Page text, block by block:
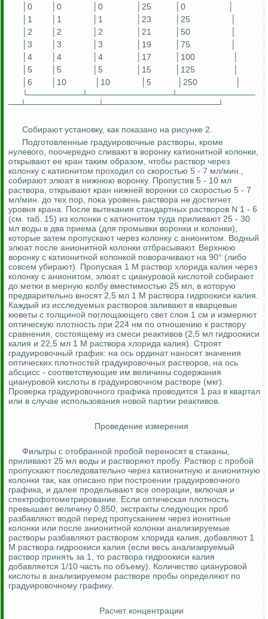
│0
│0 │0 │25 │0
│1
│1 │1 │23 │25
│2
│2 │2 │21 │50
│3
│3 │3 │19 │75
│4
│4 │4 │17 │100
│5
│5 │5 │15 │125
│6
│10 │10 │5 │250
└─────────┴──────────────┴─────────────
──┴────────────┴───────────────────┘
Собирают установку, как показано на рисунке 2.
Подготовленные градуировочные растворы, кроме
нулевого, поочередно сливают в воронку катионитной колонки,
открывают ее кран таким образом, чтобы раствор через
колонку с катионитом проходил со скоростью 5 - 7 мл/мин.,
собирают элюат в нижнюю воронку. Пропустив 5 - 10 мл
раствора, открывают кран нижней воронки со скоростью 5 - 7
мл/мин. до тех пор, пока уровень раствора не достигнет
уровня крана. После вытекания стандартных растворов N 1 - 6
(см. таб. 15) из колонки с катионитом туда приливают 25 - 30
мл воды в два приема (для промывки воронки и колонки),
которые затем пропускают через колонку с анионитом. Водный
элюат после анионитной колонки отбрасывают. Верхнюю
воронку с катионитной колонкой поворачивают на 90° (либо
совсем убирают). Пропуская 1 М раствор хлорида калия через
колонку с анионитом, элюат с циануровой кислотой собирают
до метки в мерную колбу вместимостью 25 мл, в которую
предварительно вносят 2,5 мл 1 М раствора гидроокиси калия.
Каждый из исследуемых растворов заливают в кварцевые
кюветы с толщиной поглощающего свет слоя 1 см и измеряют
оптическую плотность при 224 нм по отношению к раствору
сравнения, состоящему из смеси реактивов (2,5 мл гидроокиси
калия и 22,5 мл 1 М раствора хлорида калия). Строят
градуировочный график: на ось ординат наносят значения
оптических плотностей градуировочных растворов, на ось
абсцисс - соответствующие им величины содержания
циануровой кислоты в градуировочном растворе (мкг).
Проверка градуировочного графика проводится 1 раз в квартал
или в случае использования новой партии реактивов.
Проведение измерения
Фильтры с отобранной пробой переносят в стаканы,
приливают 25 мл воды и растворяют пробу. Раствор с пробой
пропускают последовательно через катионитную и анионитную
колонки так, как описано при построении градуировочного
графика, и далее проделывают все операции, включая и
спектрофотометрирование. Если оптическая плотность
превышает величину 0,850, экстракты следующих проб
разбавляют водой перед пропусканием через ионитные
колонки или после анионитной колонки анализируемые
растворы разбавляют раствором хлорида калия, добавляют 1
М раствора гидроокиси калия (если весь анализируемый
раствор принять за 1, то раствора гидроокиси калия
добавляется 1/10 часть по объему). Количество циануровой
кислоты в анализируемом растворе пробы определяют по
градуировочному графику.
Расчет концентрации